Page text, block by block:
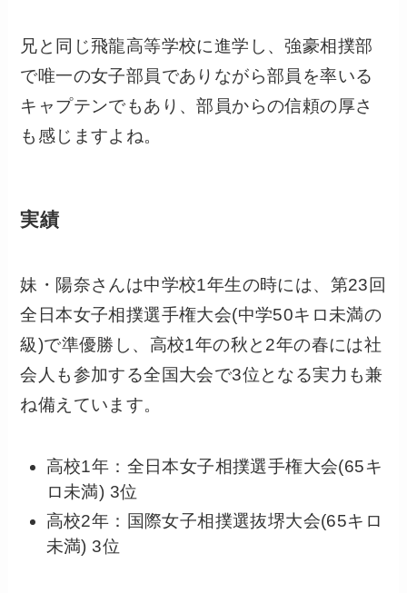
兄と同じ飛龍高等学校に進学し、強豪相撲部
で唯一の女子部員でありながら部員を率いる
キャプテンでもあり、部員からの信頼の厚さ
も感じますよね。
実績
妹・陽奈さんは中学校1年生の時には、 第23回
全日本女子相撲選手権大会(中学50キロ未満の
級)で準優勝 し、高校1年の秋と2年の春には社
会人も参加する全国大会で3位となる実力も兼
ね備えています。
高校1年：全日本女子相撲選手権大会(65キ
ロ未満) 3位
高校2年：国際女子相撲選抜堺大会(65キロ
未満) 3位